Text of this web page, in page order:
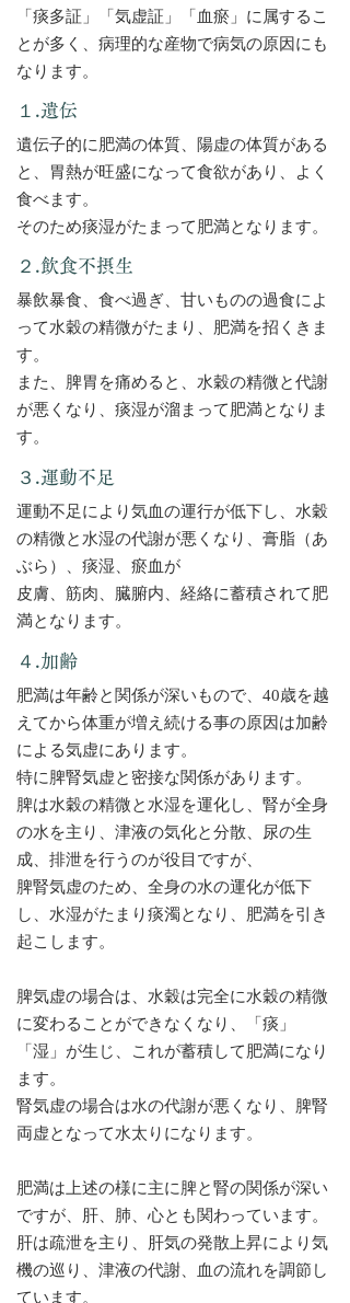
「痰多証」「気虚証」「血瘀」に属するこ
とが多く、病理的な産物で病気の原因にも
なります。
１.遺伝
遺伝子的に肥満の体質、陽虚の体質がある
と、胃熱が旺盛になって食欲があり、よく
食べます。
そのため痰湿がたまって肥満となります。
２.飲食不摂生
暴飲暴食、食べ過ぎ、甘いものの過食によ
って水穀の精微がたまり、肥満を招くきま
す。
また、脾胃を痛めると、水穀の精微と代謝
が悪くなり、痰湿が溜まって肥満となりま
す。
３.運動不足
運動不足により気血の運行が低下し、水穀
の精微と水湿の代謝が悪くなり、膏脂（あ
ぶら）、痰湿、瘀血が
皮膚、筋肉、臓腑内、経絡に蓄積されて肥
満となります。
４.加齢
肥満は年齢と関係が深いもので、40歳を越
えてから体重が増え続ける事の原因は加齢
による気虚にあります。
特に脾腎気虚と密接な関係があります。
脾は水穀の精微と水湿を運化し、腎が全身
の水を主り、津液の気化と分散、尿の生
成、排泄を行うのが役目ですが、
脾腎気虚のため、全身の水の運化が低下
し、水湿がたまり痰濁となり、肥満を引き
起こします。
脾気虚の場合は、水穀は完全に水穀の精微
に変わることができなくなり、「痰」
「湿」が生じ、これが蓄積して肥満になり
ます。
腎気虚の場合は水の代謝が悪くなり、脾腎
両虚となって水太りになります。
肥満は上述の様に主に脾と腎の関係が深い
ですが、肝、肺、心とも関わっています。
肝は疏泄を主り、肝気の発散上昇により気
機の巡り、津液の代謝、血の流れを調節し
ています。